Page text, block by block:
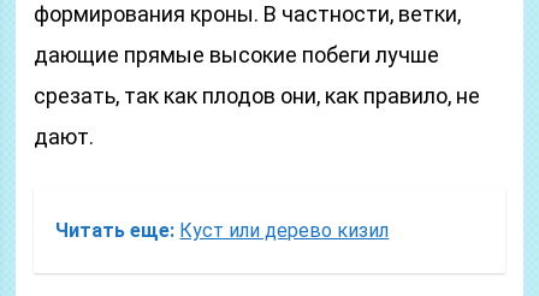
формирования кроны. В частности, ветки,
дающие прямые высокие побеги лучше
срезать, так как плодов они, как правило, не
дают.
Читать еще: Куст или дерево кизил